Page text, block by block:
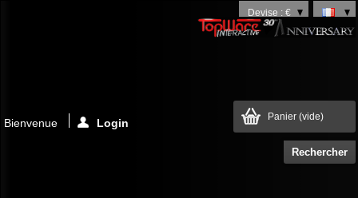
Devise : €
Panier (vide)
Bienvenue Login